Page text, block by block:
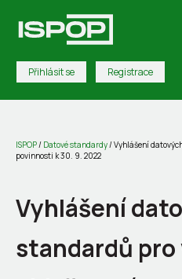
Přihlásit se Registrace
ISPOP/ Datové standardy/Vyhlášení
povinnosti k 30. 9. 2022
Vyhlášení
standardů